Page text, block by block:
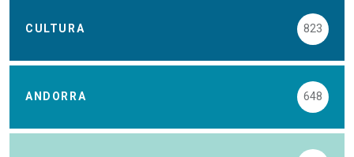
CULTURA 823
ANDORRA 648